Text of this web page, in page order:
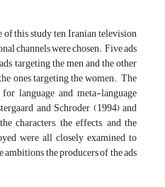
of this study ten Iranian television
channels were chosen. Five ads
targeting the men and the other
ones targeting the women. The
language and meta-language
and Schroder (1994) and
characters, the effects, and the
were all closely examined to
the producers of the ads